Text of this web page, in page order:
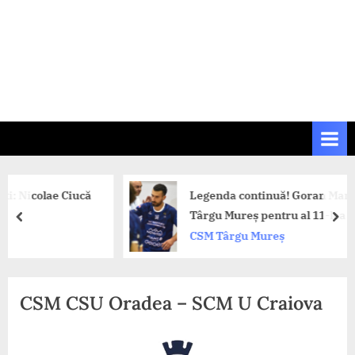
Ciucă
Legenda continuă! Goran Martinic
Târgu Mureș pentru al 11-lea sezon
CSM Târgu Mureș
prev
CSM CSU Oradea – SCM U Craiova